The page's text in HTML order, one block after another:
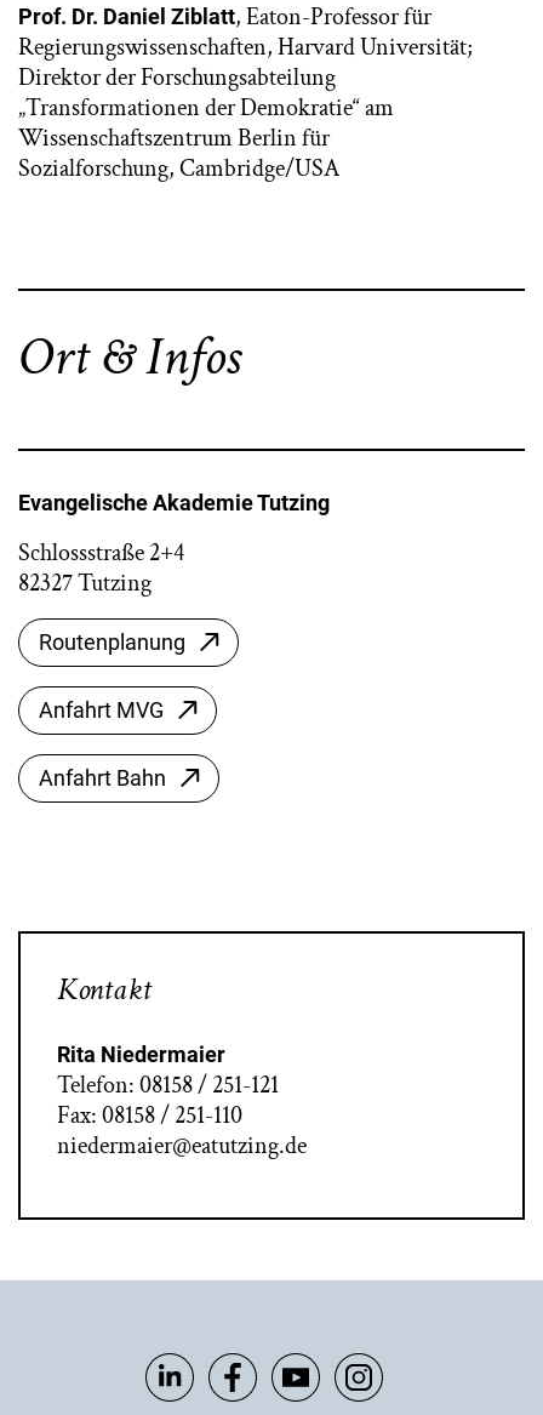
Prof. Dr. Daniel Ziblatt, Eaton-Professor für
Regierungswissenschaften, Harvard Universität;
Direktor der Forschungsabteilung
„Transformationen der Demokratie“ am
Wissenschaftszentrum Berlin für
Sozialforschung, Cambridge/USA
Ort & Infos
Evangelische Akademie Tutzing
Schlossstraße 2+4
82327 Tutzing
Routenplanung
Anfahrt MVG
Anfahrt Bahn
Kontakt
Rita Niedermaier
Telefon: 08158 / 251-121
Fax: 08158 / 251-110
niedermaier@eatutzing.de